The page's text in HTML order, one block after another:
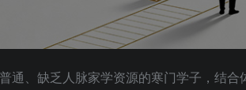
通、缺乏人脉家学资源的寒门学子，结